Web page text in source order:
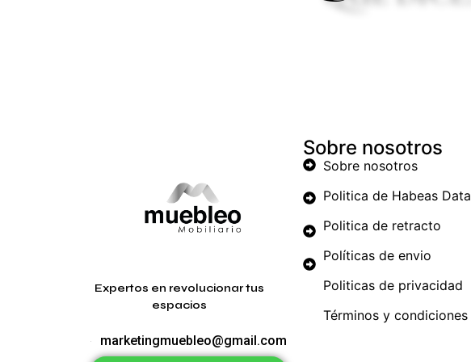
Expertos en revolucionar tus
espacios
marketingmuebleo@gmail.com
Sobre nosotros
Sobre nosotros
Politica de Habeas Data
Politica de retracto
Políticas de envio
Politicas de privacidad
Términos y condiciones